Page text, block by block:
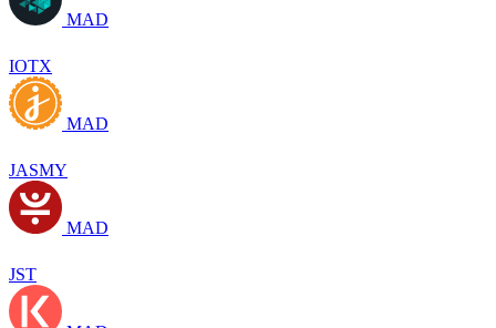
MAD
IOTX
MAD
JASMY
MAD
JST